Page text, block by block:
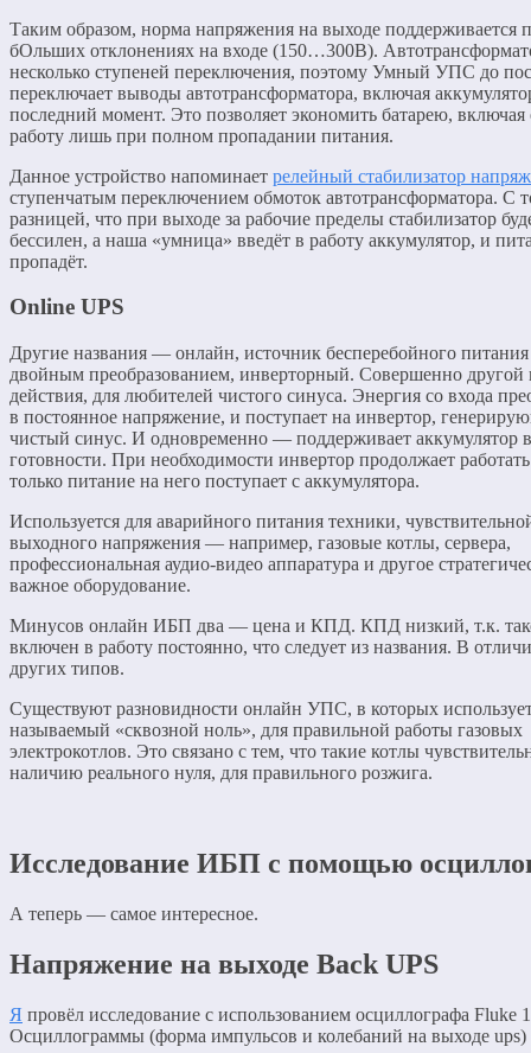
Таким образом, норма напряжения на выходе поддерживается
бОльших отклонениях на входе (150…300В).
несколько ступеней переключения, поэтому Умный УПС до
переключает выводы автотрансформатора, включая
последний момент. Это позволяет экономить батарею, включая
работу лишь при полном пропадании питания.
Данное устройство напоминает релейный стабилизатор
ступенчатым переключением обмоток автотрансформатора. С
разницей, что при выходе за рабочие пределы стабилизатор
бессилен, а наша «умница» введёт в работу аккумулятор, и
пропадёт.
Online UPS
Другие названия — онлайн, источник бесперебойного питания
двойным преобразованием, инверторный. Совершенно
действия, для любителей чистого синуса. Энергия со входа
в постоянное напряжение, и поступает на инвертор,
чистый синус. И одновременно — поддерживает аккумулятор
готовности. При необходимости инвертор продолжает
только питание на него поступает с аккумулятора.
Используется для аварийного питания техники,
выходного напряжения — например, газовые котлы, сервера,
профессиональная аудио-видео аппаратура и другое
важное оборудование.
Минусов онлайн ИБП два — цена и КПД. КПД низкий, т.к.
включен в работу постоянно, что следует из названия. В
других типов.
Существуют разновидности онлайн УПС, в которых
называемый «сквозной ноль», для правильной работы газовых
электрокотлов. Это связано с тем, что такие котлы
наличию реального нуля, для правильного розжига.
Исследование ИБП с помощью
А теперь — самое интересное.
Напряжение на выходе Back UPS
Я провёл исследование с использованием осциллографа Fluke
Осциллограммы (форма импульсов и колебаний на выходе